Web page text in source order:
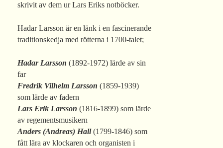
skrivit av dem ur Lars Eriks notböcker.
Hadar Larsson är en länk i en fascinerande
traditionskedja med rötterna i 1700-talet;
Hadar Larsson (1892-1972) lärde av sin
far
Fredrik Vilhelm Larsson (1859-1939)
som lärde av fadern
Lars Erik Larsson (1816-1899) som lärde
av regementsmusikern
Anders (Andreas) Hall(1799-1846) som
fått lära av klockaren och organisten i